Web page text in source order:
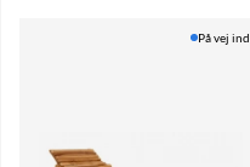
På vej ind